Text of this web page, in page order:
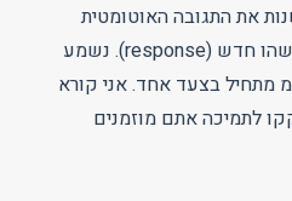
את התגובה האוטומטית
שלנו (reaction) ולבחור במשהו חדש (response). נשמע
בצעד אחד. אני קורא
לתמיכה אתם מוזמנים